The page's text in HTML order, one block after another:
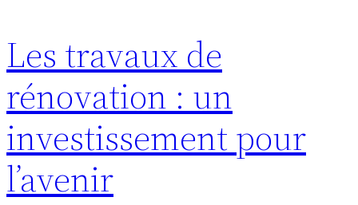
Les travaux de
rénovation : un
investissement pour
l’avenir